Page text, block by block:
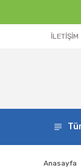
İLETİŞİM
Anasayfa